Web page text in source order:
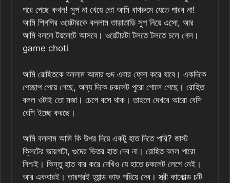
পরে গেছে কখন! সুপ না খেয়ে তো আমি বাথরুমে যেতে পারব না!
আমি শিগগির ওয়েটারকে বললাম তাড়াতাড়ি সুপ নিয়ে এসো, আর
আমি বললে টয়লেটে আসবে। ওয়েটারটা টলতে টলতে চলে গেল।
game choti
আমি রোহিতকে বললাম আমার গুদ এবার ফ্লো করে যাবে। একদিকে
পেচ্ছাপ পেয়ে গেছে, অন্য দিকে চকলেট পুরো গোলে গেছে। রোহিত
বলল ওটাই তো মজা। চেপে বসে থাক। তাহলে দেখবে আরো বেশি
বেশি ইচ্ছে করছে।
আমি বললাম আমি কি উপর দিয়ে একটু হাত দিতে পারি? জাস্ট
ক্লিটের জায়গাটা, গুদের ভিতর হাত দেব না। রোহিত বলল পারো
নিশ্চই। কিন্তু হাত বার করে দেখিও যে হাতে চকলেট লেগে নেই।
আর একবারই। তারপরই হ্যান্ড কাফ পরিয়ে দেব। স্ত্রী কাকোল্ড চটি